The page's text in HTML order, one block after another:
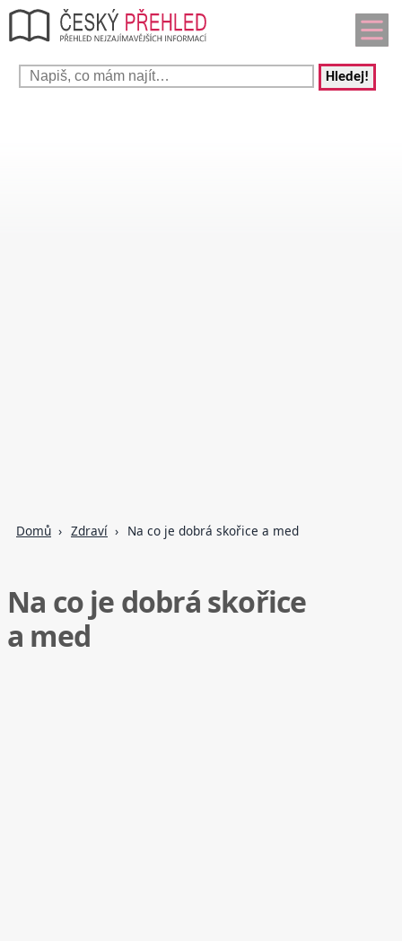
Hledej!
Domů Zdraví Na co je dobrá skořice a med
Na co je dobrá skořice
a med